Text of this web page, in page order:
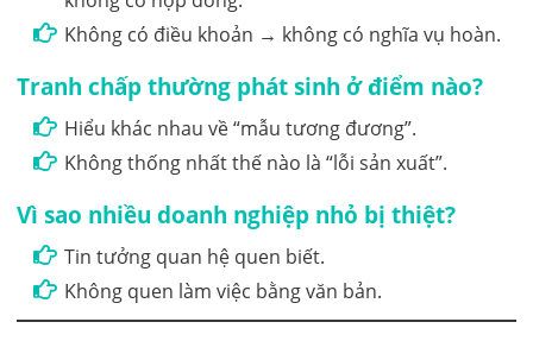
Không có điều khoản → không có nghĩa vụ hoàn.
Tranh chấp thường phát sinh ở điểm nào?
Hiểu khác nhau về “mẫu tương đương”.
Không thống nhất thế nào là “lỗi sản xuất”.
Vì sao nhiều doanh nghiệp nhỏ bị thiệt?
Tin tưởng quan hệ quen biết.
Không quen làm việc bằng văn bản.